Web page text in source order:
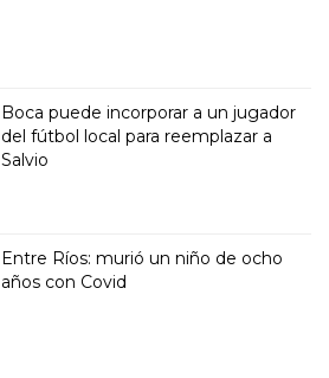
Boca puede incorporar a un jugador
del fútbol local para reemplazar a
Salvio
Entre Ríos: murió un niño de ocho
años con Covid